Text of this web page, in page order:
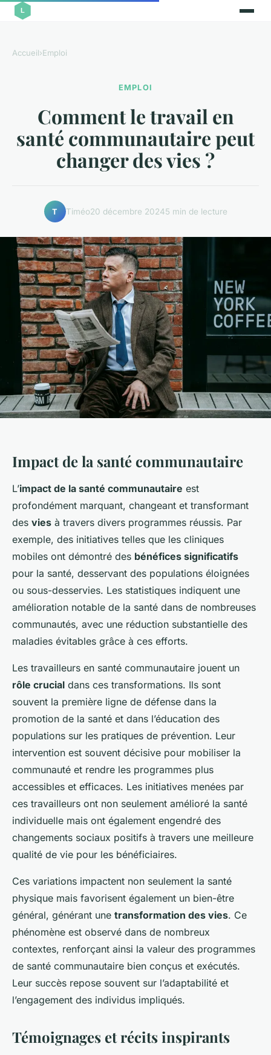
Accueil›Emploi
EMPLOI
Comment le travail en
santé communautaire peut
changer des vies ?
T Timéo20 décembre 20245 min de lecture
Impact de la santé communautaire
L’impact de la santé communautaire est
profondément marquant, changeant et transformant
des vies à travers divers programmes réussis. Par
exemple, des initiatives telles que les cliniques
mobiles ont démontré des bénéfices significatifs
pour la santé, desservant des populations éloignées
ou sous-desservies. Les statistiques indiquent une
amélioration notable de la santé dans de nombreuses
communautés, avec une réduction substantielle des
maladies évitables grâce à ces efforts.
Les travailleurs en santé communautaire jouent un
rôle crucial dans ces transformations. Ils sont
souvent la première ligne de défense dans la
promotion de la santé et dans l’éducation des
populations sur les pratiques de prévention. Leur
intervention est souvent décisive pour mobiliser la
communauté et rendre les programmes plus
accessibles et efficaces. Les initiatives menées par
ces travailleurs ont non seulement amélioré la santé
individuelle mais ont également engendré des
changements sociaux positifs à travers une meilleure
qualité de vie pour les bénéficiaires.
Ces variations impactent non seulement la santé
physique mais favorisent également un bien-être
général, générant une transformation des vies. Ce
phénomène est observé dans de nombreux
contextes, renforçant ainsi la valeur des programmes
de santé communautaire bien conçus et exécutés.
Leur succès repose souvent sur l’adaptabilité et
l’engagement des individus impliqués.
Témoignages et récits inspirants